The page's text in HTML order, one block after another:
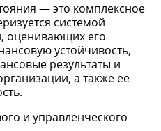
— это комплексное
системой
оценивающих его
устойчивость,
результаты и
а также ее